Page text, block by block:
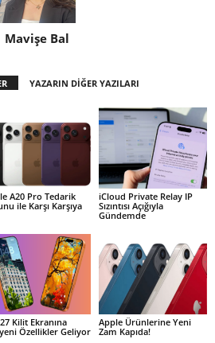
Mavişe Bal
YAZARIN DİĞER YAZILARI
A20 Pro Tedarik
ile Karşı Karşıya
iCloud Private Relay IP
Sızıntısı Açığıyla
Gündemde
Kilit Ekranına
Özellikler Geliyor
Apple Ürünlerine Yeni
Zam Kapıda!